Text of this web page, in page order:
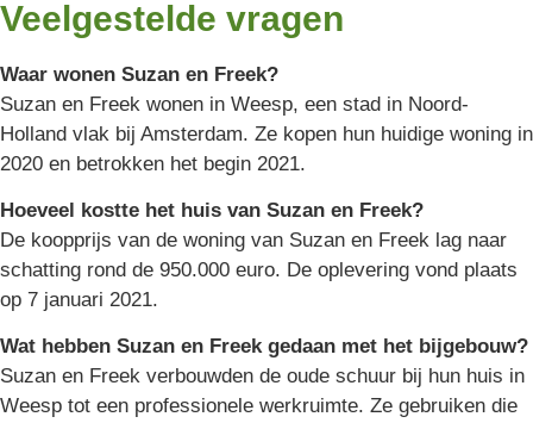
Veelgestelde vragen
Waar wonen Suzan en Freek?
Suzan en Freek wonen in Weesp, een stad in Noord-
Holland vlak bij Amsterdam. Ze kopen hun huidige woning in
2020 en betrokken het begin 2021.
Hoeveel kostte het huis van Suzan en Freek?
De koopprijs van de woning van Suzan en Freek lag naar
schatting rond de 950.000 euro. De oplevering vond plaats
op 7 januari 2021.
Wat hebben Suzan en Freek gedaan met het bijgebouw?
Suzan en Freek verbouwden de oude schuur bij hun huis in
Weesp tot een professionele werkruimte. Ze gebruiken die